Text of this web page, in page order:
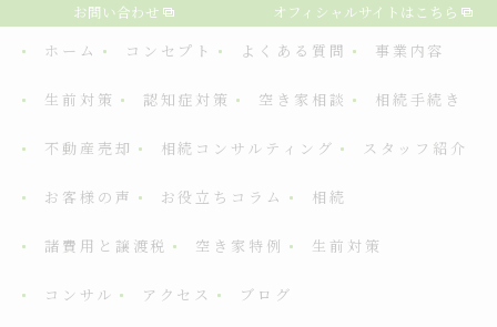
お問い合わせ
オフィシャルサイトはこちら
ホーム
コンセプト よくある質問 事業内容
生前対策 認知症対策 空き家相談 相続手続き
不動産売却 相続コンサルティング スタッフ紹介
お客様の声 お役立ちコラム 相続
諸費用と譲渡税 空き家特例 生前対策
コンサル アクセス ブログ